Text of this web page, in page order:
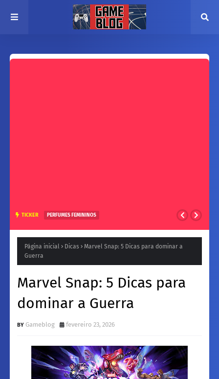
TICKER PERFUMES FEMININOS
Inesquecíveis
Página inicial Dicas
Marvel Snap: 5 Dicas para dominar a
Guerra
Marvel Snap: 5 Dicas para
dominar a Guerra
Gameblog fevereiro 23, 2026